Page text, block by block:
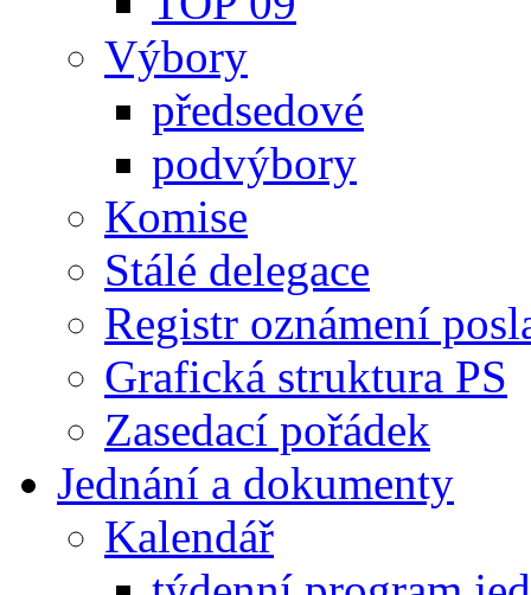
Výbory
předsedové
podvýbory
Komise
Stálé delegace
Registr oznámení
Grafická struktura PS
Zasedací pořádek
Jednání a dokumenty
Kalendář